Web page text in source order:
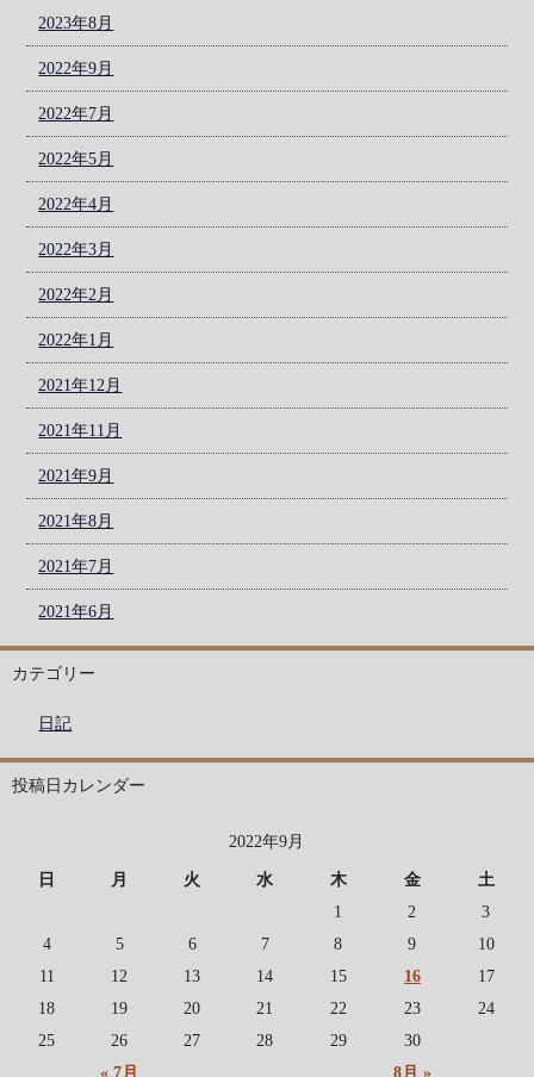
2023年8月
2022年9月
2022年7月
2022年5月
2022年4月
2022年3月
2022年2月
2022年1月
2021年12月
2021年11月
2021年9月
2021年8月
2021年7月
2021年6月
カテゴリー
日記
投稿日カレンダー
2022年9月
日 月 火 水 木 金 土
« 7月 8月 »
1 2
3
4
5 6 7 8 9
10
11
12 13 14 15 16
17
18
19 20 21 22 23
24
25
26 27 28 29 30